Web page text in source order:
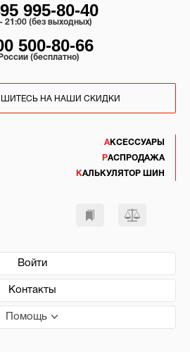
АКСЕССУАРЫ
РАСПРОДАЖА
КАЛЬКУЛЯТОР ШИН
Войти
Контакты
Помощь
995-80-40
21:00 (без выходных)
500-80-66
(бесплатно)
НА НАШИ СКИДКИ